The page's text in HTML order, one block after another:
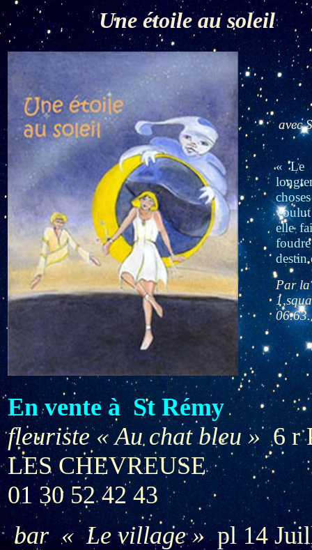
Une étoile au soleil
avec
« Le
elle
destin
Par la
En vente à St Rémy
fleuriste « Au chat bleu »6 r
LES CHEVREUSE
01 30 52 42 43
bar « Le village »pl 14